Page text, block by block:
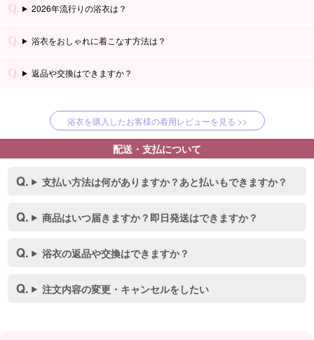
2026年流行りの浴衣は？
浴衣をおしゃれに着こなす方法は？
返品や交換はできますか？
浴衣を購入したお客様の着用レビューを見る >>
配送・支払について
支払い方法は何がありますか？あと払いもできますか？
商品はいつ届きますか？即日発送はできますか？
浴衣の返品や交換はできますか？
注文内容の変更・キャンセルをしたい